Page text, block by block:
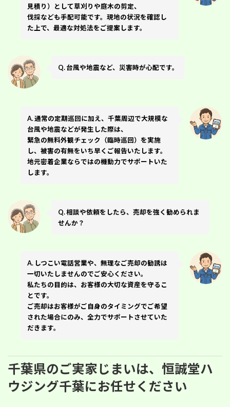
見積り）として草刈りや庭木の剪定、
伐採なども手配可能です。現地の状況を確認し
た上で、最適な対処法をご提案します。
Q. 台風や地震など、災害時が心配です。
A. 通常の定期巡回に加え、千葉周辺で大規模な
台風や地震などが発生した際は、
緊急の無料外観チェック（臨時巡回）を実施
し、被害の有無をいち早くご報告いたします。
地元密着企業ならではの機動力でサポートいた
します。
Q. 相談や依頼をしたら、売却を強く勧められま
せんか？
A. しつこい電話営業や、無理なご売却の勧誘は
一切いたしませんのでご安心ください。
私たちの目的は、お客様の大切な資産を守るこ
とです。
ご売却はお客様がご自身のタイミングでご希望
された場合にのみ、全力でサポートさせていた
だきます。
千葉県のご実家じまいは、恒誠堂ハ
ウジング千葉にお任せください